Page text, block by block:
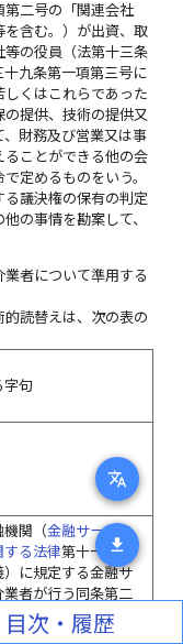
translate
download
第二号の「関連会社
含む。）が出資、取
の役員（法第十三条
九条第一項第三号に
くはこれらであった
提供、技術の提供又
財務及び営業又は事
ことができる他の会
定めるものをいう。
議決権の保有の判定
の事情を勘案して、
業者について準用する
読替えは、次の表の
字句
機関（金融サービス
する法律第十一条第
）に規定する金融サ
業者が行う同条第二
る預金等媒介業務に
締結する預金等の受
目次・履歴